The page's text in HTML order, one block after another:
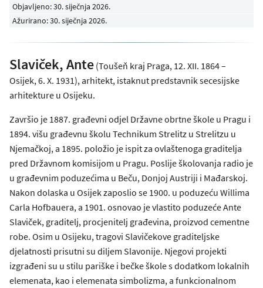
Objavljeno:30. siječnja 2026.
Ažurirano: 30. siječnja 2026.
Slaviček, Ante (Toušeň kraj Praga, 12. XII. 1864 –
Osijek, 6. X. 1931), arhitekt, istaknut predstavnik secesijske
arhitekture u Osijeku.
Završio je 1887. građevni odjel Državne obrtne škole u Pragu i
1894. višu građevnu školu Technikum Strelitz u Strelitzu u
Njemačkoj, a 1895. položio je ispit za ovlaštenoga graditelja
pred Državnom komisijom u Pragu. Poslije školovanja radio je
u građevnim poduzećima u Beču, Donjoj Austriji i Mađarskoj.
Nakon dolaska u Osijek zaposlio se 1900. u poduzeću Willima
Carla Hofbauera, a 1901. osnovao je vlastito poduzeće Ante
Slaviček, graditelj, procjenitelj građevina, proizvod cementne
robe. Osim u Osijeku, tragovi Slavičekove graditeljske
djelatnosti prisutni su diljem Slavonije. Njegovi projekti
izgrađeni su u stilu pariške i bečke škole s dodatkom lokalnih
elemenata, kao i elemenata simbolizma, a funkcionalnom